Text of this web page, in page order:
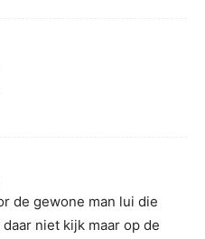
de gewone man lui die
niet kijk maar op de